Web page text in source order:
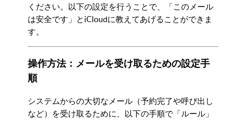
ください。以下の設定を行うことで、「このメール
は安全です」とiCloudに教えてあげることができま
す。
操作方法：メールを受け取るための設定手
順
システムからの大切なメール（予約完了や呼び出し
など）を受け取るために、以下の手順で「ルール」